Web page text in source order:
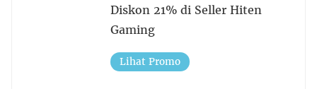
Diskon 21% di Seller Hiten
Gaming
Lihat Promo